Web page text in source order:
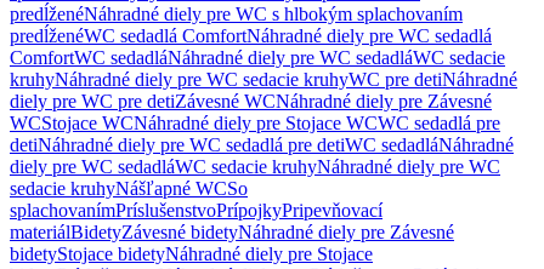
predĺženéNáhradné diely pre WC s hlbokým splachovaním
predĺženéWC sedadlá ComfortNáhradné diely pre WC sedadlá
ComfortWC sedadláNáhradné diely pre WC sedadláWC sedacie
kruhyNáhradné diely pre WC sedacie kruhyWC pre detiNáhradné
diely pre WC pre detiZávesné WCNáhradné diely pre Závesné
WCStojace WCNáhradné diely pre Stojace WCWC sedadlá pre
detiNáhradné diely pre WC sedadlá pre detiWC sedadláNáhradné
diely pre WC sedadláWC sedacie kruhyNáhradné diely pre WC
sedacie kruhyNášľapné WCSo
splachovanímPríslušenstvoPrípojkyPripevňovací
materiálBidetyZávesné bidetyNáhradné diely pre Závesné
bidetyStojace bidetyNáhradné diely pre Stojace